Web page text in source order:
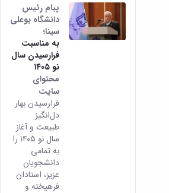
پیام رئیس
دانشگاه‌ بوعلی
سینا؛
به مناسبت
فرارسیدن سال
نو ۱۴۰۵
محتوای
سایت
فرارسیدن بهار
دل‌انگیز
طبیعت و آغاز
سال نو ۱۴۰۵ را
به تمامی
دانشجویان
عزیز، استادان
فرهیخته و